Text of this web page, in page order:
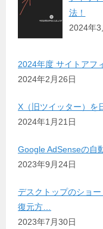
法！
2024年3
2024年度 サイトアフ
2024年2月26日
X（旧ツイッター）を
2024年1月21日
Google AdSenseの自
2023年9月24日
デスクトップのショ
復元方…
2023年7月30日